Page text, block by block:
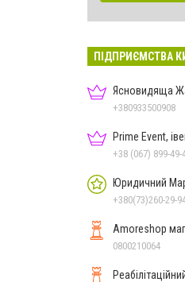
ПІДПРИЄМСТВА
Ясновидяща
+380933500908
Prime Event,
+38 (067) 899-49-
Юридичний
+380(73)260-29-
Amoreshop
0800210064